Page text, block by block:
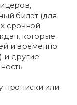
билет (для
срочной
которые
и временно
и другие
прописки или